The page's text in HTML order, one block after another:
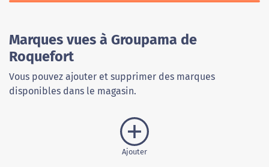
Marques vues à Groupama de
Roquefort
Vous pouvez ajouter et supprimer des marques
disponibles dans le magasin.
Ajouter